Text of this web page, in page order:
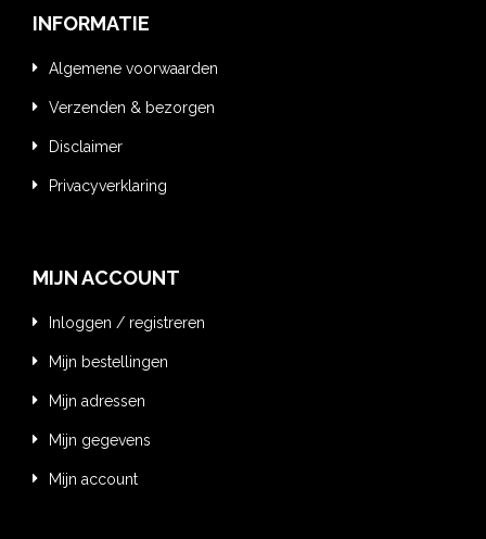
INFORMATIE
Algemene voorwaarden
Verzenden & bezorgen
Disclaimer
Privacyverklaring
MIJN ACCOUNT
Inloggen / registreren
Mijn bestellingen
Mijn adressen
Mijn gegevens
Mijn account